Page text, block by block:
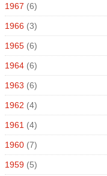
1967 (6)
1966 (3)
1965 (6)
1964 (6)
1963 (6)
1962 (4)
1961 (4)
1960 (7)
1959 (5)